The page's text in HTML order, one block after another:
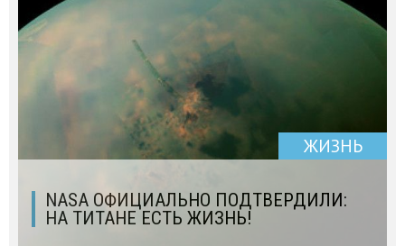
ЖИЗНЬ
NASA ОФИЦИАЛЬНО ПОДТВЕРДИЛИ:
НА ТИТАНЕ ЕСТЬ ЖИЗНЬ!